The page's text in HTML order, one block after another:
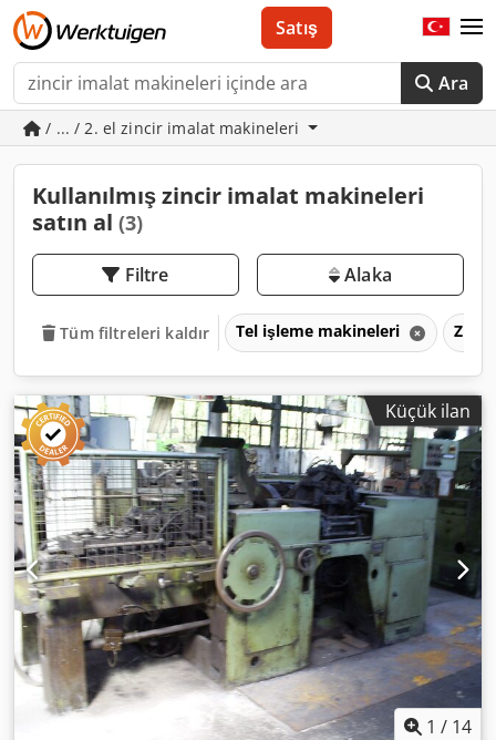
Ara
Satış
/ ... / 2. el zincir imalat makineleri
Kullanılmış zincir imalat makineleri
satın al (3)
Filtre Alaka
Tüm filtreleri kaldır Tel işleme makineleri
Küçük ilan
1 / 14